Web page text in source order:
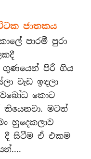
ජාතකය
පාරමී පුරා
ගුණයෙන් පිරී ගිය
වැඩ ඉඳලා
කොට
තියෙනවා. මටත්
හුදෙකලාව
දී සිටීම ඒ එකම